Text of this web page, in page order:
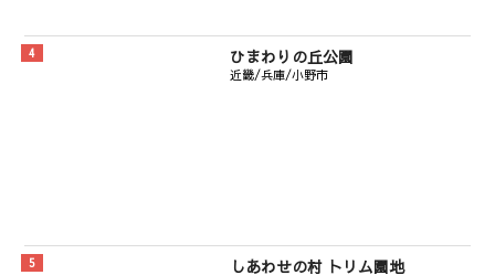
ひまわりの丘公園
近畿/兵庫/小野市
しあわせの村 トリム園地